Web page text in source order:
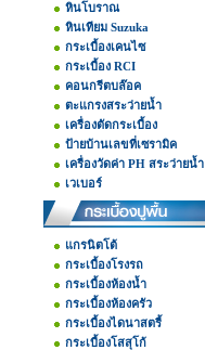
หินโบราณ
หินเทียม Suzuka
กระเบื้องเคนไซ
กระเบื้อง RCI
คอนกรีตบล๊อค
ตะแกรงสระว่ายน้ำ
เครื่องตัดกระเบื้อง
ป้ายบ้านเลขที่เซรามิค
เครื่องวัดค่า PH สระว่ายน้ำ
เวเบอร์
แกรนิตโต้
กระเบื้องโรงรถ
กระเบื้องห้องน้ำ
กระเบื้องห้องครัว
กระเบื้องไดนาสตรี้
กระเบื้องโสสุโก้